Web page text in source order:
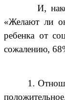
И,
«Желают ли
ребенка от
сожалению,
1.